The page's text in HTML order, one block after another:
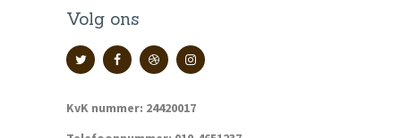
Volg ons
KvK nummer: 24420017